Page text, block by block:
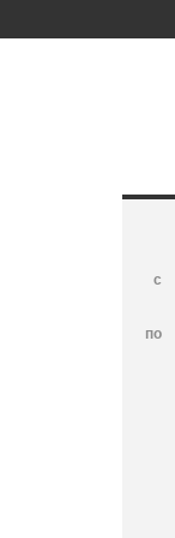
с
по